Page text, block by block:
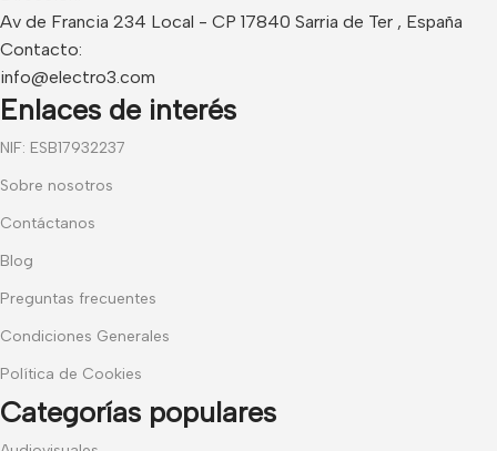
Av de Francia 234 Local - CP 17840 Sarria de Ter , España
Contacto:
info@electro3.com
Enlaces de interés
NIF: ESB17932237
Sobre nosotros
Contáctanos
Blog
Preguntas frecuentes
Condiciones Generales
Política de Cookies
Categorías populares